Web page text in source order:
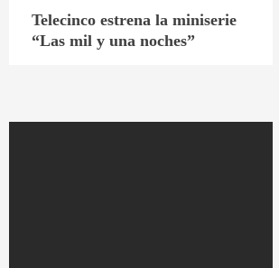
Telecinco estrena la miniserie
“Las mil y una noches”